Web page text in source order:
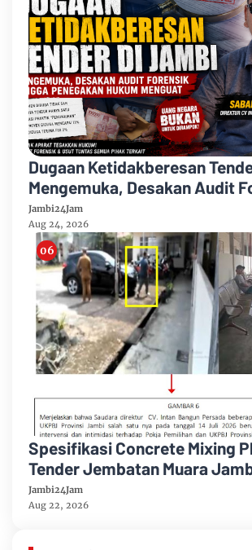
Dugaan Ketidakberesan
Mengemuka, Desakan Audit
Hingga Penegakan Hukum
Jambi24Jam
Aug 24, 2026
Spesifikasi Concrete Mixing
Tender Jembatan Muara
Dipersoalkan, UKPBJ
Gugur Sesuai Dokumen
Jambi24Jam
Aug 22, 2026